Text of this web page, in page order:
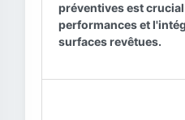
préventives est
performances et
surfaces revêtues.